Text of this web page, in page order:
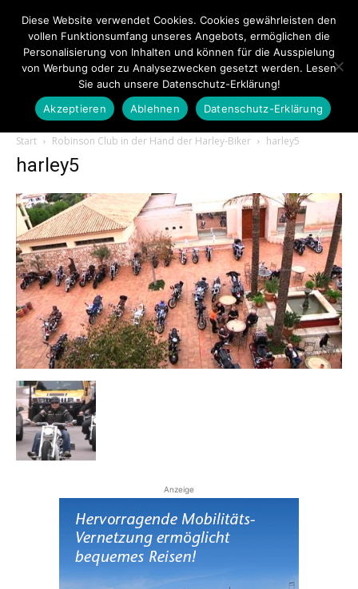
Touristiknews.de
Touristiknews
und
Start Robinson Club in der Hand der Harley-Biker harley5
harley5
Anzeige
Diese Website verwendet Cookies. Cookies gewährleisten den
vollen Funktionsumfang unseres Angebots, ermöglichen die
Personalisierung von Inhalten und können für die Ausspielung
von Werbung oder zu Analysezwecken gesetzt werden. Lesen
Sie auch unsere Datenschutz-Erklärung!
Akzeptieren
Ablehnen Datenschutz-Erklärung